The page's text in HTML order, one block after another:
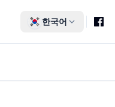
한국어